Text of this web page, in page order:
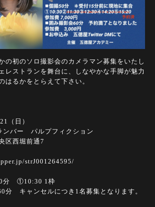
の初のソロ撮影会のカメラマン募集をいたし
レストランを舞台に、しなやかな手脚が魅力
はるかをとらえて下さい。
（日）
バー パルプフィクション
堀前通7
strJ001264595/
①10:30 1枠
ンセルにつき1名募集となります。